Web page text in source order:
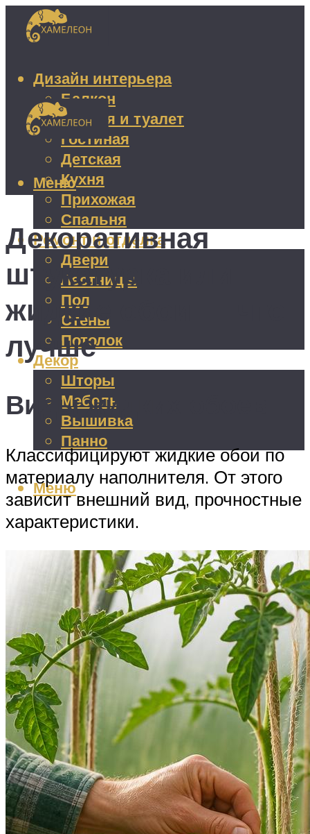
Дизайн интерьера
Балкон
Ванная и туалет
Гостиная
Детская
Кухня
Прихожая
Спальня
Ремонт и отделка
Двери
Лестницы
Пол
Стены
Потолок
Декор
Шторы
Мебель
Вышивка
Панно
Меню
Меню
Декоративная
штукатурка или
жидкие обои — что
лучше
Виды жидких обоев
Классифицируют жидкие обои по
материалу наполнителя. От этого
зависит внешний вид, прочностные
характеристики.